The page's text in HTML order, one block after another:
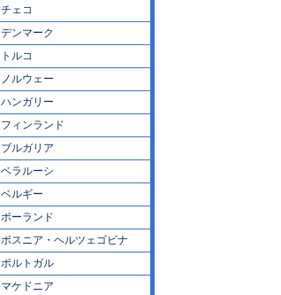
チェコ
デンマーク
トルコ
ノルウェー
ハンガリー
フィンランド
ブルガリア
ベラルーシ
ベルギー
ポーランド
ボスニア・ヘルツェゴビナ
ポルトガル
マケドニア